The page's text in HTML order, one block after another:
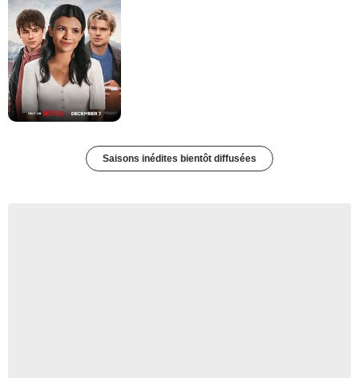
Saisons inédites bientôt diffusées